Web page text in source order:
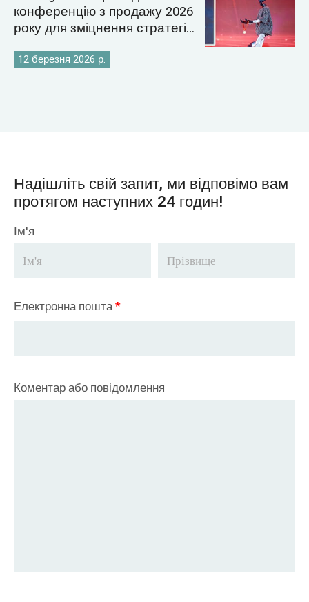
конференцію з продажу 2026
року для зміцнення стратегії
12 березня 2026 р.
Надішліть свій запит, ми відповімо вам
протягом наступних 24 годин!
Ім'я
Електронна пошта*
Коментар або повідомлення